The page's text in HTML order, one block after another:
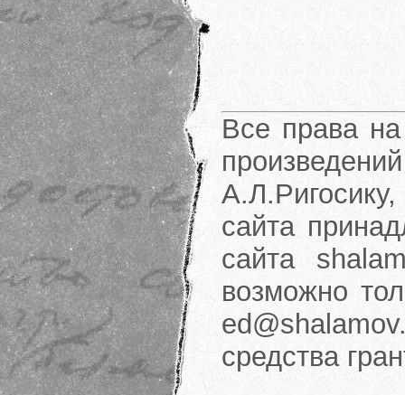
Все права на
сайта
сайта
возможно
средства